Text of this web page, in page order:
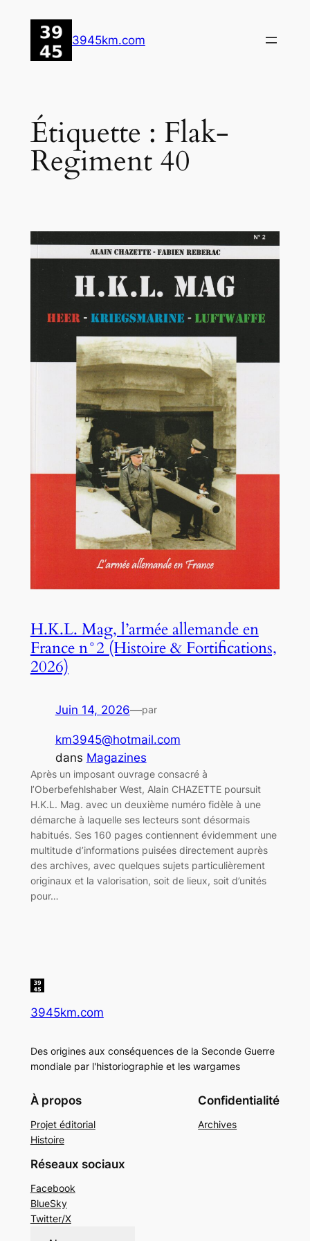
contenu
3945km.com
Étiquette : Flak-
Regiment 40
H.K.L. Mag, l’armée allemande en
France n°2 (Histoire & Fortifications,
2026)
Juin 14, 2026—par
km3945@hotmail.com
dans Magazines
Après un imposant ouvrage consacré à
l’Oberbefehlshaber West, Alain CHAZETTE poursuit
H.K.L. Mag. avec un deuxième numéro fidèle à une
démarche à laquelle ses lecteurs sont désormais
habitués. Ses 160 pages contiennent évidemment une
multitude d’informations puisées directement auprès
des archives, avec quelques sujets particulièrement
originaux et la valorisation, soit de lieux, soit d’unités
pour…
3945km.com
Des origines aux conséquences de la Seconde Guerre
mondiale par l'historiographie et les wargames
À propos
Projet éditorial
Histoire
Confidentialité
Archives
Réseaux sociaux
Facebook
BlueSky
Twitter/X